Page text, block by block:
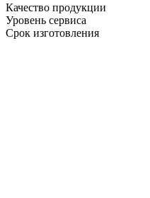
Качество продукции
Уровень сервиса
Срок изготовления